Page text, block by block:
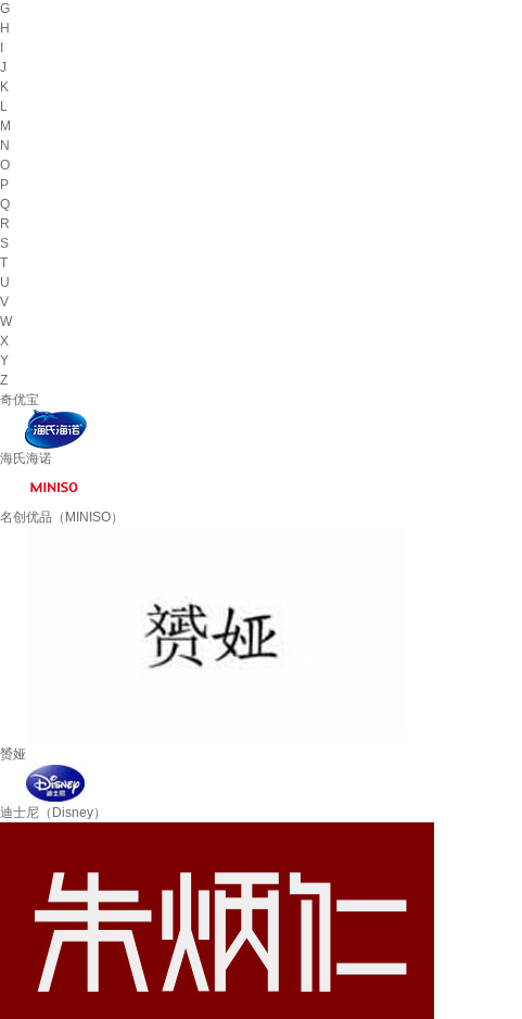
G
H
J
K
L
M
N
O
P
Q
R
S
T
U
V
W
X
Y
Z
奇优宝
海氏海诺
名创优品（MINISO）
赟娅
迪士尼（Disney）